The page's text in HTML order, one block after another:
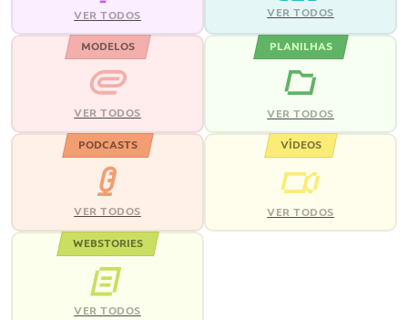
VER TODOS VER TODOS
MODELOS
VER TODOS
PLANILHAS
VER TODOS
PODCASTS
VER TODOS
VÍDEOS
VER TODOS
WEBSTORIES
VER TODOS